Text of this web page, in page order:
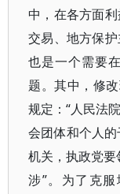
中，在各方面
交易、地方保
也是一个需要
题。其中，修
规定：“人民法
会团体和个人的
机关，执政党
涉”。为了克